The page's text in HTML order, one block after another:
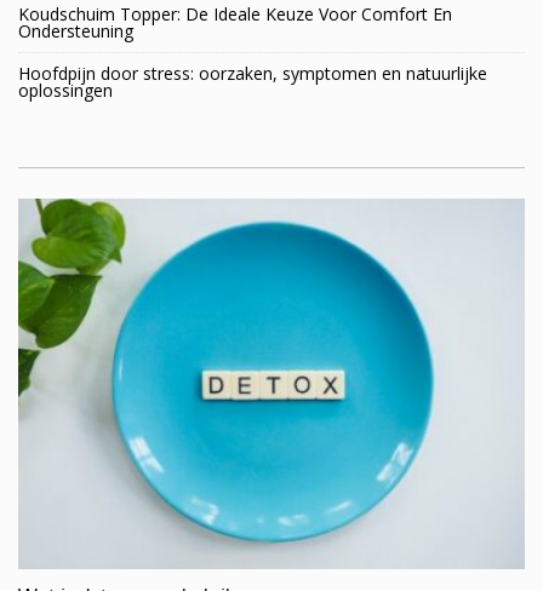
Koudschuim Topper: De Ideale Keuze Voor Comfort En
Ondersteuning
Hoofdpijn door stress: oorzaken, symptomen en natuurlijke
oplossingen